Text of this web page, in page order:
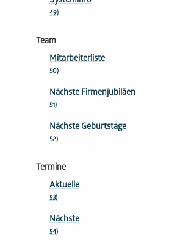
49)
Team
Mitarbeiterliste
50)
Nächste Firmenjubiläen
51)
Nächste Geburtstage
52)
Termine
Aktuelle
53)
Nächste
54)